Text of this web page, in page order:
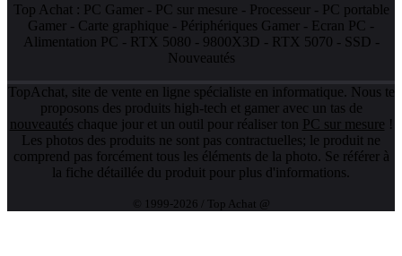
Top Achat : PC Gamer- PC sur mesure - Processeur- PC portable
Gamer - Carte graphique - Périphériques Gamer - Ecran PC -
Alimentation PC - RTX 5080 - 9800X3D - RTX 5070 - SSD -
Nouveautés
TopAchat, site de vente en ligne spécialiste en informatique. Nous te
proposons des produits high-tech et gamer avec un tas de
nouveautés chaque jour et un outil pour réaliser ton PC sur mesure !
Les photos des produits ne sont pas contractuelles; le produit ne
comprend pas forcément tous les éléments de la photo. Se référer à
la fiche détaillée du produit pour plus d'informations.
© 1999-2026 / Top Achat @